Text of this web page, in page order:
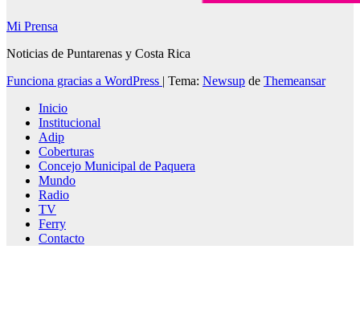
Mi Prensa
Noticias de Puntarenas y Costa Rica
Funciona gracias a WordPress | Tema: Newsup de Themeansar
Inicio
Institucional
Adip
Coberturas
Concejo Municipal de Paquera
Mundo
Radio
TV
Ferry
Contacto